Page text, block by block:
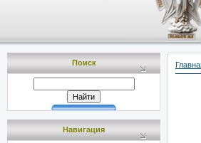
Поиск
Навигация